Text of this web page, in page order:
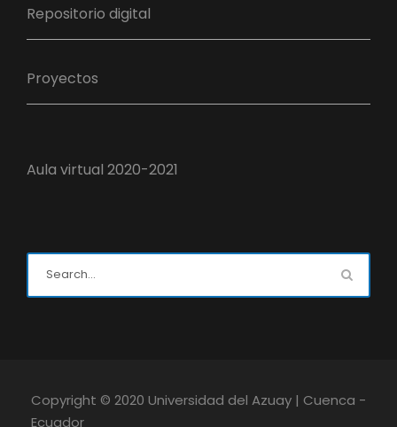
Repositorio digital
Proyectos
Aula virtual 2020-2021
Copyright © 2020 Universidad del Azuay | Cuenca -
Ecuador